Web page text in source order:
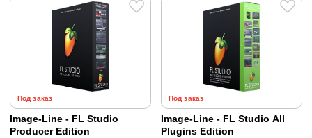
Под заказ
Image-Line - FL Studio
Producer Edition
Под заказ
Image-Line - FL Studio All
Plugins Edition